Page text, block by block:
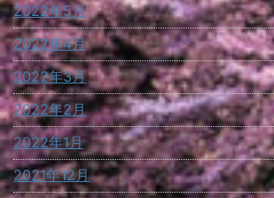
2022年5月
2022年4月
2022年3月
2022年2月
2022年1月
2021年12月